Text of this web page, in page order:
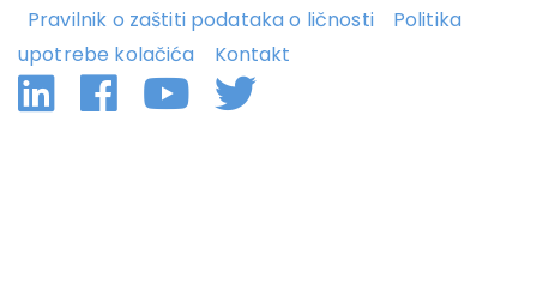
Pravilnik o zaštiti podataka o ličnosti
Politika
upotrebe kolačića
Kontakt
Linkedin
Facebook
YouTube
Twitter